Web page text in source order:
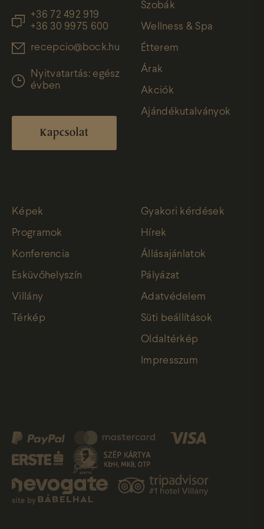
+36 72 492 919
+36 30 9975 600
recepcio@bock.hu
Nyitvatartás: egész
évben
Kapcsolat
Szobák
Wellness & Spa
Étterem
Árak
Akciók
Ajándékutalványok
Képek
Programok
Konferencia
Esküvőhelyszín
Villány
Térkép
Gyakori kérdések
Hírek
Állásajánlatok
Pályázat
Adatvédelem
Süti beállítások
Oldaltérkép
Impresszum
site by